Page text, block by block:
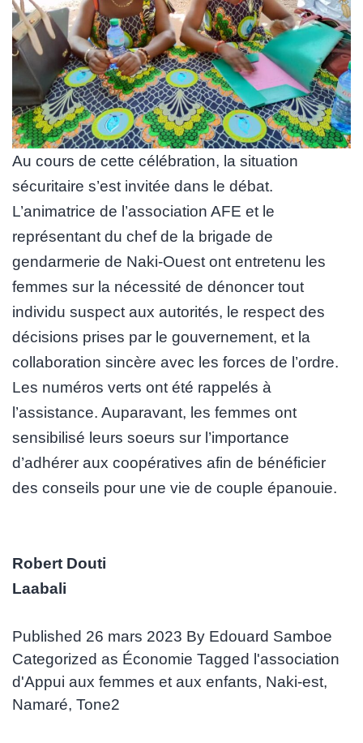
Au cours de cette célébration, la situation
sécuritaire s’est invitée dans le débat.
L’animatrice de l’association AFE et le
représentant du chef de la brigade de
gendarmerie de Naki-Ouest ont entretenu les
femmes sur la nécessité de dénoncer tout
individu suspect aux autorités, le respect des
décisions prises par le gouvernement, et la
collaboration sincère avec les forces de l’ordre.
Les numéros verts ont été rappelés à
l’assistance. Auparavant, les femmes ont
sensibilisé leurs soeurs sur l’importance
d’adhérer aux coopératives afin de bénéficier
des conseils pour une vie de couple épanouie.
Robert Douti
Laabali
Published 26 mars 2023 By Edouard Samboe
Categorized as Économie Tagged l'association
d'Appui aux femmes et aux enfants, Naki-est,
Namaré, Tone2